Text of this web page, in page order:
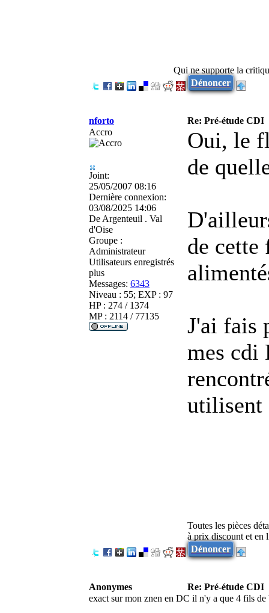
Qui ne supporte la
Dénoncer
nforto
Re: Pré-étude CDI
Accro
Joint:
25/05/2007 08:16
Dernière connexion:
03/08/2025 14:06
De Argenteuil . Val
d'Oise
Groupe :
Administrateur
Utilisateurs enregistrés
plus
Messages: 6343
Niveau : 55; EXP : 97
HP : 274 / 1374
MP : 2114 / 77135
Oui, le
de
de cette
J'ai fais
mes cdi
Toutes les pièces
à prix discount et
Dénoncer
Anonymes
Re: Pré-étude CDI
exact sur mon znen en DC il n'y a que 4 fils